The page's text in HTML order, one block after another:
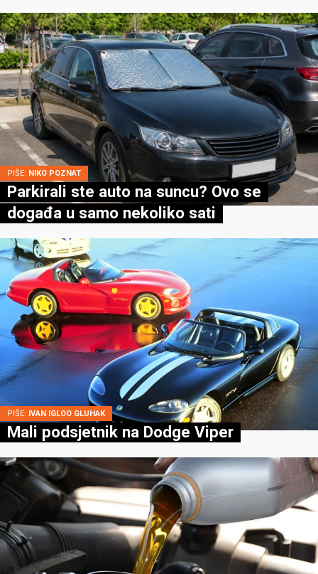
PIŠE: NIKO POZNAT
Parkirali ste auto na suncu? Ovo se
događa u samo nekoliko sati
PIŠE: IVAN IGLOO GLUHAK
Mali podsjetnik na Dodge Viper